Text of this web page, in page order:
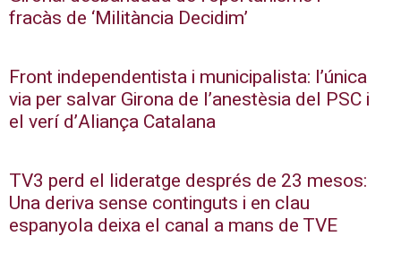
fracàs de ‘Militància Decidim’
Front independentista i municipalista: l’única
via per salvar Girona de l’anestèsia del PSC i
el verí d’Aliança Catalana
TV3 perd el lideratge després de 23 mesos:
Una deriva sense continguts i en clau
espanyola deixa el canal a mans de TVE